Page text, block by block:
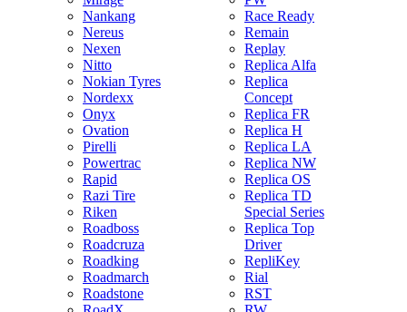
Nankang
Nereus
Nexen
Nitto
Nokian Tyres
Nordexx
Onyx
Ovation
Pirelli
Powertrac
Rapid
Razi Tire
Riken
Roadboss
Roadcruza
Roadking
Roadmarch
Roadstone
Race Ready
Remain
Replay
Replica Alfa
Replica
Concept
Replica FR
Replica H
Replica LA
Replica NW
Replica OS
Replica TD
Special Series
Replica Top
Driver
RepliKey
Rial
RST